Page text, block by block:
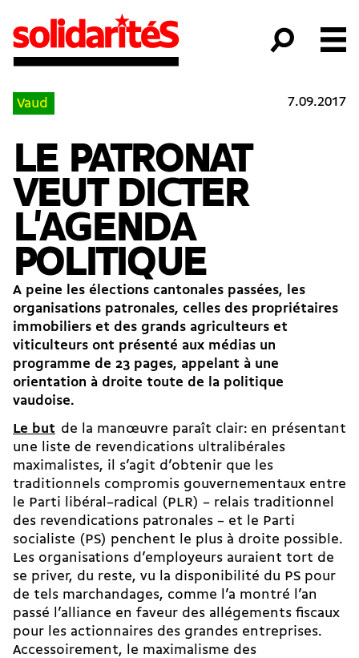
Vaud 7.09.2017
LE PATRONAT
VEUT DICTER
L'AGENDA
POLITIQUE
A peine les élections cantonales passées, les
organisations patronales, celles des propriétaires
immobiliers et des grands agriculteurs et
viticulteurs ont présenté aux médias un
programme de 23 pages, appelant à une
orientation à droite toute de la politique
vaudoise.
Le but de la manœuvre paraît clair: en présentant
une liste de revendications ultralibérales
maximalistes, il s’agit d’obtenir que les
traditionnels compromis gouvernementaux entre
le Parti libéral–radical (PLR) – relais traditionnel
des revendications patronales – et le Parti
socialiste (PS) penchent le plus à droite possible.
Les organisations d’employeurs auraient tort de
se priver, du reste, vu la disponibilité du PS pour
de tels marchandages, comme l’a montré l’an
passé l’alliance en faveur des allégements fiscaux
pour les actionnaires des grandes entreprises.
Accessoirement, le maximalisme des